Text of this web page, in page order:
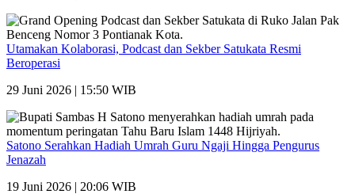
Utamakan Kolaborasi, Podcast dan Sekber Satukata Resmi
Beroperasi
29 Juni 2026 | 15:50 WIB
Satono Serahkan Hadiah Umrah Guru Ngaji Hingga Pengurus
Jenazah
19 Juni 2026 | 20:06 WIB